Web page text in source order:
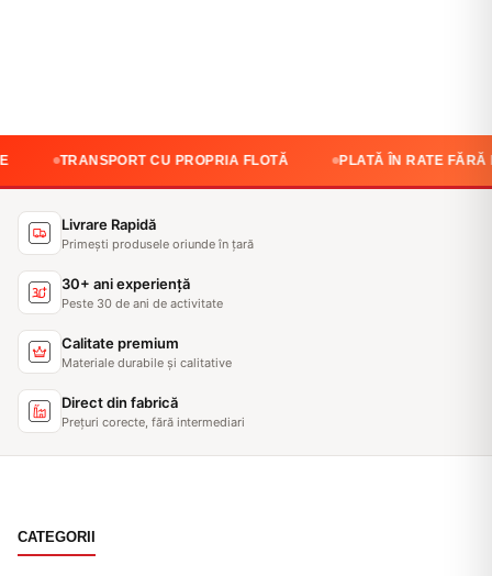
CU PROPRIA FLOTĂ PLATĂ ÎN RATE FĂRĂ DOBÂNDĂ
Livrare Rapidă
Primești produsele oriunde în țară
30+ ani experiență
Peste 30 de ani de activitate
Calitate premium
Materiale durabile și calitative
Direct din fabrică
Prețuri corecte, fără intermediari
CATEGORII